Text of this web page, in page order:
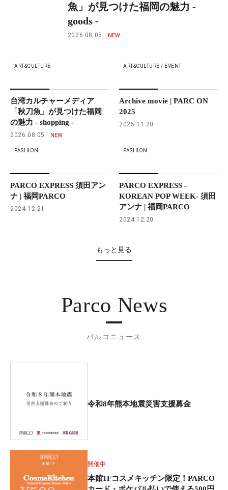
魚」が見つけた福岡の魅力 -
goods -
2026.08.05
ART&CULTURE
台湾カルチャーメディア
「秋刀魚」が見つけた福岡
の魅力 - shopping -
2026.08.05
ART&CULTURE / EVENT
Archive movie | PARC ON
2025
2025.11.20
FASHION
PARCO EXPRESS 須田アン
ナ | 福岡PARCO
2024.12.21
FASHION
PARCO EXPRESS -
KOREAN POP WEEK- 須田
アンナ | 福岡PARCO
2024.12.20
もっと見る
Parco News
パルコニュース
令和8年熊本地震災害支援募金
開催中
本館1Fコスメキッチン限定！PARCO